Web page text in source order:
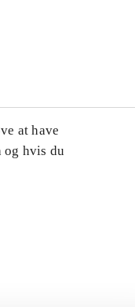
at have
og hvis du